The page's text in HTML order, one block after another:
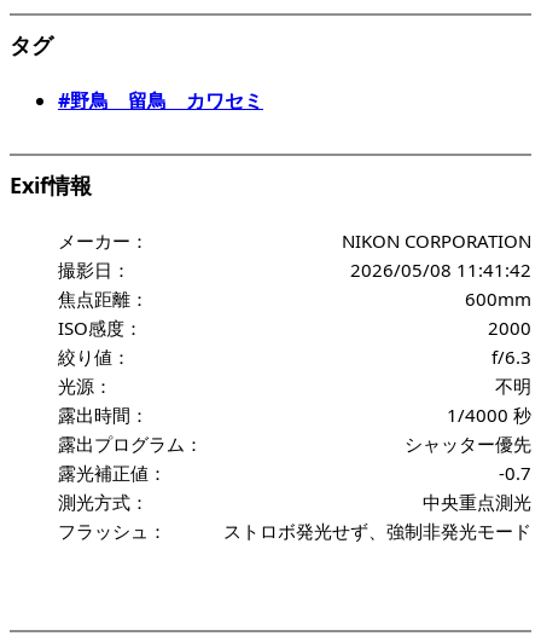
タグ
#野鳥 留鳥 カワセミ
Exif情報
メーカー：
NIKON CORPORATION
撮影日：
2026/05/08 11:41:42
焦点距離：
600mm
ISO感度：
2000
絞り値：
f/6.3
光源：
不明
露出時間：
1/4000 秒
露出プログラム：
シャッター優先
露光補正値：
-0.7
測光方式：
中央重点測光
フラッシュ：
ストロボ発光せず、強制非発光モード